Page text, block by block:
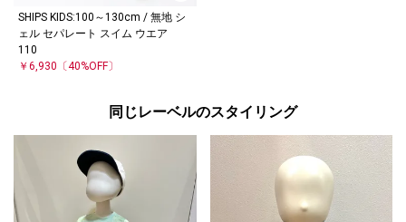
SHIPS KIDS:100～130cm / 無地 シ
ェル セパレート スイム ウエア
110
￥6,930 〔40%OFF〕
同じレーベルのスタイリング